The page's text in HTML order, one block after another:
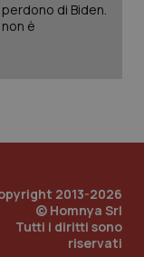
di Biden.
è
2013-2026
© Homnya Srl
Tutti i diritti sono
riservati